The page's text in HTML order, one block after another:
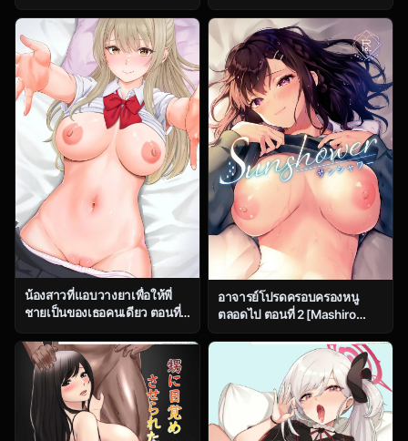
2.5 [Zenjidou Shimoneta
Seizou Machine (Chinetsu)]
น้องสาวที่แอบวางยาเพื่อให้พี่
ชายเป็นของเธอคนเดียว ตอนที่
Secretly Drugged Her
Brother to Make Him Hers
Alone Chapter 3
อาจารย์โปรดครอบครองหนู
ตลอดไป ตอนที่ 2 [Mashiro
Shirako] Sangatsu no Ame
Rain of March (COMIC
Anthurium 2019-07) โดจิน
แปลไทยสุดเข้มข้น